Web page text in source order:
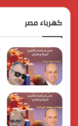
المجموعة
الوزارية
كهرباء مصر